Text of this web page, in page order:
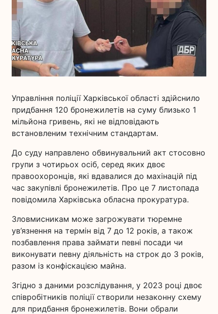
Управління поліції Харківської області здійснило
придбання 120 бронежилетів на суму близько 1
мільйона гривень, які не відповідають
встановленим технічним стандартам.
До суду направлено обвинувальний акт стосовно
групи з чотирьох осіб, серед яких двоє
правоохоронців, які вдавалися до махінацій під
час закупівлі бронежилетів. Про це 7 листопада
повідомила Харківська обласна прокуратура.
Зловмисникам може загрожувати тюремне
ув’язнення на термін від 7 до 12 років, а також
позбавлення права займати певні посади чи
виконувати певну діяльність на строк до 3 років,
разом із конфіскацією майна.
Згідно з даними розслідування, у 2023 році двоє
співробітників поліції створили незаконну схему
для придбання бронежилетів. Вони обрали